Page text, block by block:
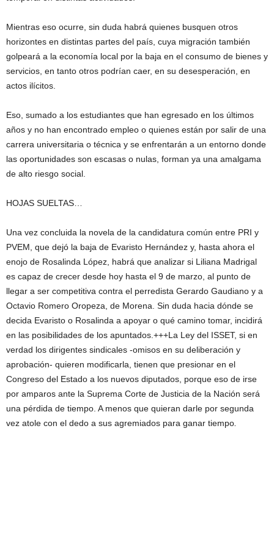
Mientras eso ocurre, sin duda habrá quienes busquen otros
horizontes en distintas partes del país, cuya migración también
golpeará a la economía local por la baja en el consumo de bienes y
servicios, en tanto otros podrían caer, en su desesperación, en
actos ilícitos.
Eso, sumado a los estudiantes que han egresado en los últimos
años y no han encontrado empleo o quienes están por salir de una
carrera universitaria o técnica y se enfrentarán a un entorno donde
las oportunidades son escasas o nulas, forman ya una amalgama
de alto riesgo social.
HOJAS SUELTAS…
Una vez concluida la novela de la candidatura común entre PRI y
PVEM, que dejó la baja de Evaristo Hernández y, hasta ahora el
enojo de Rosalinda López, habrá que analizar si Liliana Madrigal
es capaz de crecer desde hoy hasta el 9 de marzo, al punto de
llegar a ser competitiva contra el perredista Gerardo Gaudiano y a
Octavio Romero Oropeza, de Morena. Sin duda hacia dónde se
decida Evaristo o Rosalinda a apoyar o qué camino tomar, incidirá
en las posibilidades de los apuntados.+++La Ley del ISSET, si en
verdad los dirigentes sindicales -omisos en su deliberación y
aprobación- quieren modificarla, tienen que presionar en el
Congreso del Estado a los nuevos diputados, porque eso de irse
por amparos ante la Suprema Corte de Justicia de la Nación será
una pérdida de tiempo. A menos que quieran darle por segunda
vez atole con el dedo a sus agremiados para ganar tiempo.